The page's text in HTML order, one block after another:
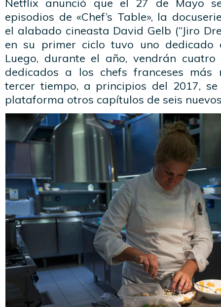
Netflix anunció que el 27 de Mayo
episodios de «Chef’s Table», la
el alabado cineasta David Gelb (“Jiro
en su primer ciclo tuvo uno dedicado
Luego, durante el año, vendrán cuatro
dedicados a los chefs franceses más
tercer tiempo, a principios del 2017,
plataforma otros capítulos de seis